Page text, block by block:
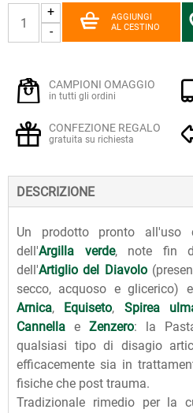
+
-
AGGIUNGI
AL CESTINO
CAMPIONI OMAGGIO
in tutti gli ordini
CONFEZIONE REGALO
gratuita su richiesta
DESCRIZIONE
Un prodotto pronto all'uso
dell'Argilla verde, note fin
dell'Artiglio del Diavolo
secco, acquoso e glicerico)
Arnica, Equiseto, Spirea
Cannella e Zenzero: la
qualsiasi tipo di disagio
efficacemente sia in
fisiche che post trauma.
Tradizionale rimedio per la